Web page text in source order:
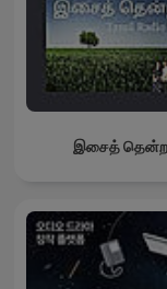
இசைத்